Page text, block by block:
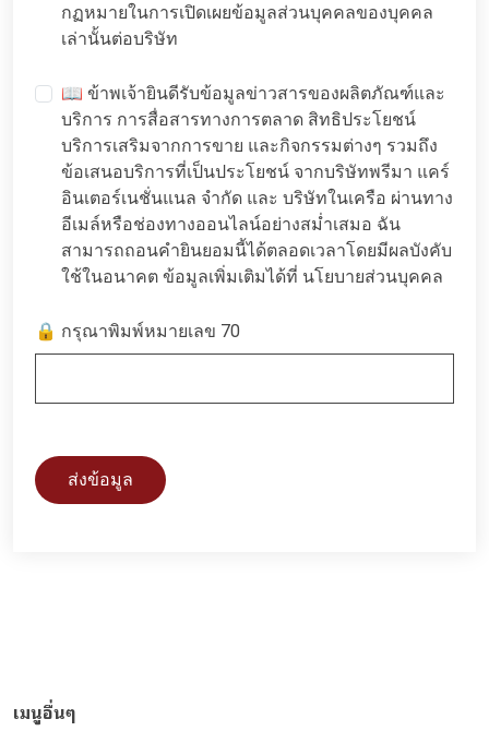
กฏหมายในการเปิดเผยข้อมูลส่วนบุคคลของบุคคล
เล่านั้นต่อบริษัท
📖 ข้าพเจ้ายินดีรับข้อมูลข่าวสารของผลิตภัณฑ์และ
บริการ การสื่อสารทางการตลาด สิทธิประโยชน์
บริการเสริมจากการขาย และกิจกรรมต่างๆ รวมถึง
ข้อเสนอบริการที่เป็นประโยชน์ จากบริษัทพรีมา แคร์
อินเตอร์เนชั่นแนล จำกัด และ บริษัทในเครือ ผ่านทาง
อีเมล์หรือช่องทางออนไลน์อย่างสม่ำเสมอ ฉัน
สามารถถอนคำยินยอมนี้ได้ตลอดเวลาโดยมีผลบังคับ
ใช้ในอนาคต ข้อมูลเพิ่มเติมได้ที่ นโยบายส่วนบุคคล
🔒 กรุณาพิมพ์หมายเลข 70
ส่งข้อมูล
เมนูอื่นๆ